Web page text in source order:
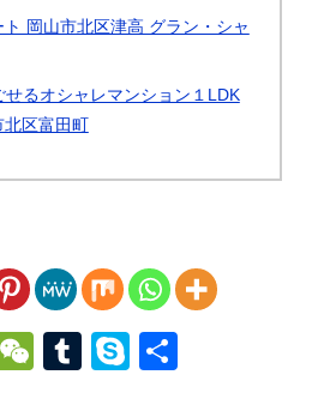
ト 岡山市北区津高 グラン・シャ
るオシャレマンション１LDK
区富田町
E
W
T
S